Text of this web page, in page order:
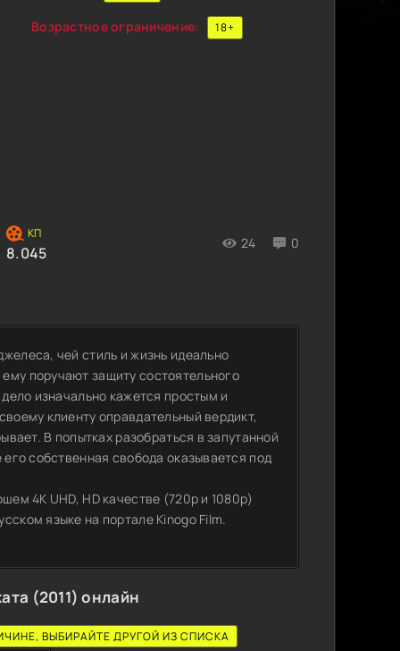
8.045
24 0
Возрастное ограничение: 18+
чей стиль и жизнь идеально
поручают защиту состоятельного
изначально кажется простым и
клиенту оправдательный вердикт,
В попытках разобраться в запутанной
собственная свобода оказывается под
4K UHD, HD качестве (720p и 1080p)
языке на портале Kinogo Film.
(2011) онлайн
ВЫБИРАЙТЕ ДРУГОЙ ИЗ СПИСКА